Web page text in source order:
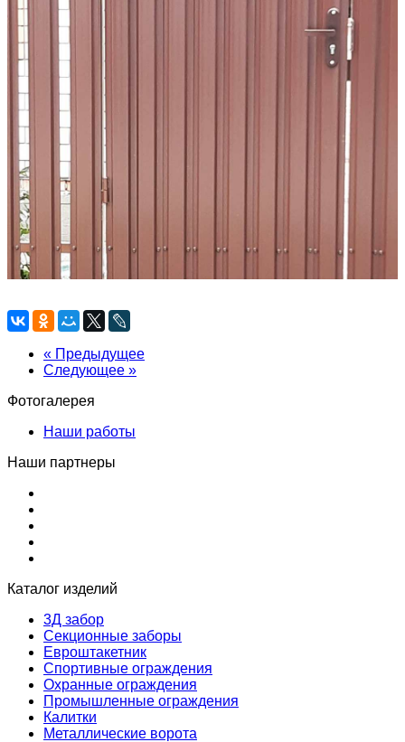
« Предыдущее
Следующее »
Фотогалерея
Наши работы
Наши партнеры
Каталог изделий
3Д забор
Секционные заборы
Евроштакетник
Спортивные ограждения
Охранные ограждения
Промышленные ограждения
Калитки
Металлические ворота